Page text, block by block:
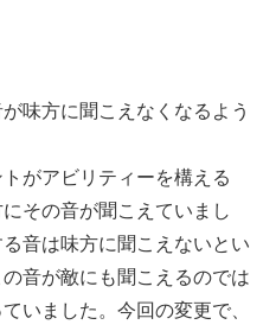
味方に聞こえなくなるよう
がアビリティーを構える
その音が聞こえていまし
音は味方に聞こえないとい
音が敵にも聞こえるのでは
いました。今回の変更で、